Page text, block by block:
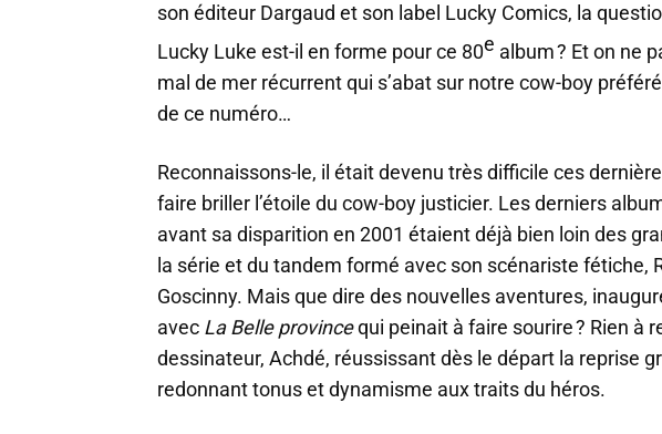
son éditeur Dargaud et son label Lucky Comics, la
Lucky Luke est-il en forme pour ce 80e album ? Et on ne
mal de mer récurrent qui s’abat sur notre cow-boy
de ce numéro…
Reconnaissons-le, il était devenu très difficile ces
faire briller l’étoile du cow-boy justicier. Les derniers
avant sa disparition en 2001 étaient déjà bien loin des
la série et du tandem formé avec son scénariste fétiche,
Goscinny. Mais que dire des nouvelles aventures,
avec La Belle provincequi peinait à faire sourire ? Rien à
dessinateur, Achdé, réussissant dès le départ la reprise
redonnant tonus et dynamisme aux traits du héros.